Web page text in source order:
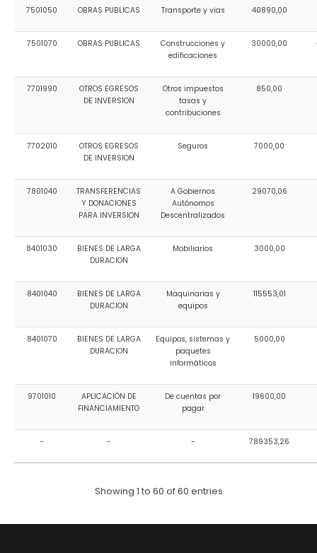
7501050 OBRAS PUBLICAS Transporte y vias 40890,00
7501070 OBRAS PUBLICAS
Construcciones y
edificaciones
30000,00
7701990
OTROS EGRESOS
DE INVERSION
Otros impuestos
tasas y
contribuciones
850,00
7702010
OTROS EGRESOS
DE INVERSION
Seguros 7000,00
7801040
TRANSFERENCIAS
Y DONACIONES
PARA INVERSION
A Gobiernos
Autónomos
Descentralizados
29070,06
8401030
BIENES DE LARGA
DURACION
Mobiliarios 3000,00
8401040
BIENES DE LARGA
DURACION
Maquinarias y
equipos
115553,01
8401070
BIENES DE LARGA
DURACION
Equipos, sistemas y
paquetes
informáticos
5000,00
9701010
APLICACIÓN DE
FINANCIAMIENTO
De cuentas por
pagar
19600,00
- - - 789353,26
Showing 1 to 60 of 60 entries